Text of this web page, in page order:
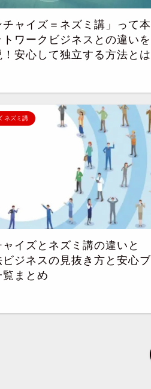
チャイズ＝ネズミ講」って本
トワークビジネスとの違いを
安心して独立する方法とは
ネズミ講
ャイズとネズミ講の違いと
ビジネスの見抜き方と安心ブ
覧まとめ